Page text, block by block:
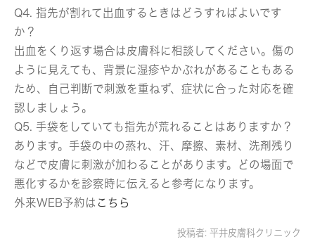
Q4. 指先が割れて出血するときはどうすればよいです
か？
出血をくり返す場合は皮膚科に相談してください。傷の
ように見えても、背景に湿疹やかぶれがあることもある
ため、自己判断で刺激を重ねず、症状に合った対応を確
認しましょう。
Q5. 手袋をしていても指先が荒れることはありますか？
あります。手袋の中の蒸れ、汗、摩擦、素材、洗剤残り
などで皮膚に刺激が加わることがあります。どの場面で
悪化するかを診察時に伝えると参考になります。
外来WEB予約は こちら
投稿者: 平井皮膚科クリニック